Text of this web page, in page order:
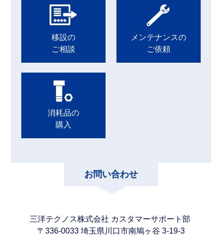
移設の
ご相談
メンテナンスの
ご依頼
消耗品の
購入
お問い合わせ
三洋テクノス株式会社 カスタマーサポート部
〒336-0033 埼玉県川口市南鳩ヶ谷 3-19-3